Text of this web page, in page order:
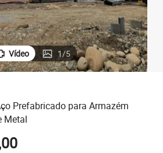
Vídeo 1/5
Prefabricado para Armazém
Metal